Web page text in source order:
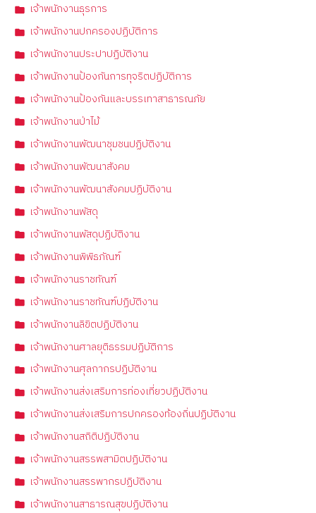
เจ้าพนักงานธุรการ
เจ้าพนักงานปกครองปฏิบัติการ
เจ้าพนักงานประปาปฏิบัติงาน
เจ้าพนักงานป้องกันการทุจริตปฏิบัติการ
เจ้าพนักงานป้องกันและบรรเทาสาธารณภัย
เจ้าพนักงานป่าไม้
เจ้าพนักงานพัฒนาชุมชนปฏิบัติงาน
เจ้าพนักงานพัฒนาสังคม
เจ้าพนักงานพัฒนาสังคมปฏิบัติงาน
เจ้าพนักงานพัสดุ
เจ้าพนักงานพัสดุปฏิบัติงาน
เจ้าพนักงานพิพิธภัณฑ์
เจ้าพนักงานราชทัณฑ์
เจ้าพนักงานราชทัณฑ์ปฏิบัติงาน
เจ้าพนักงานลิขิตปฏิบัติงาน
เจ้าพนักงานศาลยุติธรรมปฏิบัติการ
เจ้าพนักงานศุลกากรปฏิบัติงาน
เจ้าพนักงานส่งเสริมการท่องเที่ยวปฏิบัติงาน
เจ้าพนักงานส่งเสริมการปกครองท้องถิ่นปฏิบัติงาน
เจ้าพนักงานสถิติปฏิบัติงาน
เจ้าพนักงานสรรพสามิตปฏิบัติงาน
เจ้าพนักงานสรรพากรปฏิบัติงาน
เจ้าพนักงานสาธารณสุขปฏิบัติงาน